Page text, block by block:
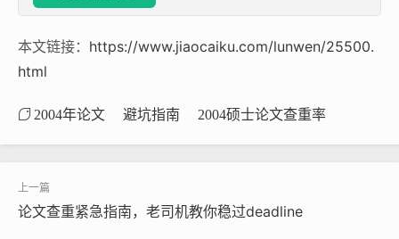
本文链接： https://www.jiaocaiku.com/lunwen/25500.
html
2004年论文 避坑指南 2004硕士论文查重率
论文查重紧急指南，老司机教你稳过deadline